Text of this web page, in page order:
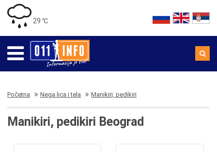
29 ℃
Početna Nega lica i tela Manikiri, pedikiri
Manikiri, pedikiri Beograd